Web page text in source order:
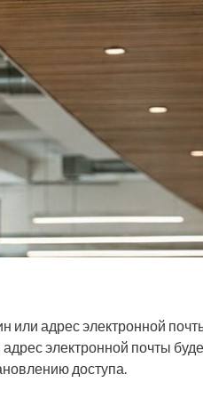
или адрес электронной
электронной почты
доступа.